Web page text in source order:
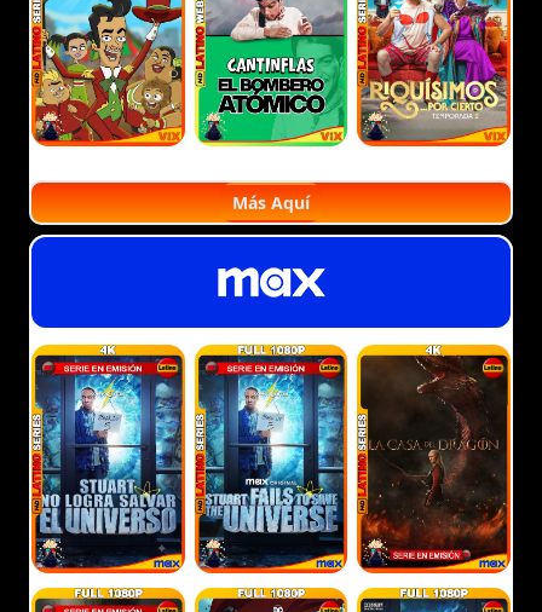
Más Aquí